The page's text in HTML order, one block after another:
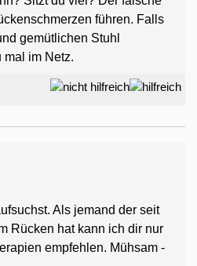
führen. Falls
gemütlichen Stuhl
im Netz.
Als jemand der seit
Rücken hat kann ich dir nur
empfehlen. Mühsam -